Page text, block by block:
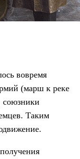
вовремя
(марш к реке
союзники
Таким